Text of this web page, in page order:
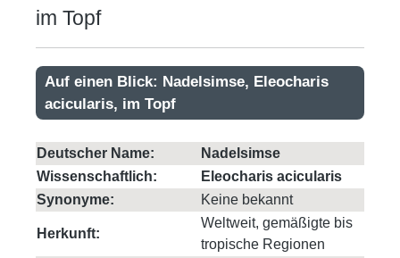
im Topf
Auf einen Blick: Nadelsimse, Eleocharis
acicularis, im Topf
Deutscher Name:
Nadelsimse
Wissenschaftlich:
Eleocharis acicularis
Synonyme:
Keine bekannt
Herkunft:
Weltweit, gemäßigte bis
tropische Regionen